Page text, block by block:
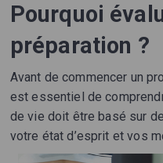
Pourquoi
préparation ?
Avant de commencer un
est essentiel de
de vie doit être basé sur
votre état d’esprit et vos